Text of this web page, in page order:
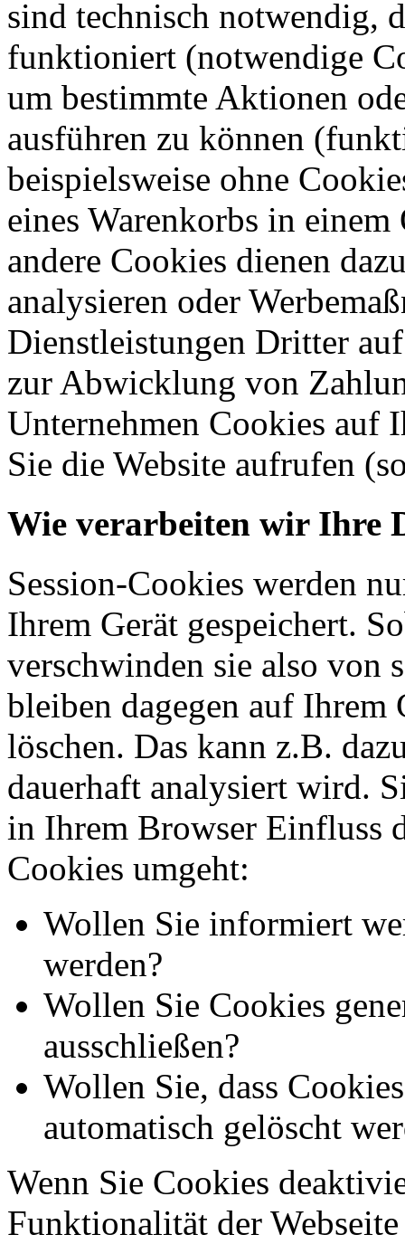
sind technisch notwendig,
funktioniert (notwendige
um bestimmte Aktionen
ausführen zu können
beispielsweise ohne
eines Warenkorbs in
andere Cookies dienen
analysieren oder
Dienstleistungen Dritter
zur Abwicklung von
Unternehmen Cookies auf
Sie die Website aufrufen
Wie verarbeiten wir Ihre
Session-Cookies werden
Ihrem Gerät gespeichert.
verschwinden sie also von
bleiben dagegen auf Ihrem
löschen. Das kann z.B.
dauerhaft analysiert wird.
in Ihrem Browser Einfluss
Cookies umgeht:
Wollen Sie informiert
werden?
Wollen Sie Cookies
ausschließen?
Wollen Sie, dass
automatisch gelöscht
Wenn Sie Cookies
Funktionalität der